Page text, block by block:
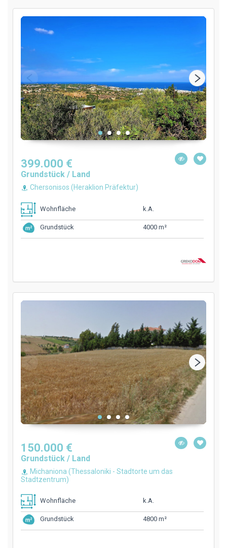
399.000 €
Grundstück / Land
Chersonisos (Heraklion Präfektur)
Wohnfläche k.A.
Grundstück 4000 m²
150.000 €
Grundstück / Land
Michaniona (Thessaloniki - Stadtorte um das
Stadtzentrum)
Wohnfläche k.A.
Grundstück 4800 m²